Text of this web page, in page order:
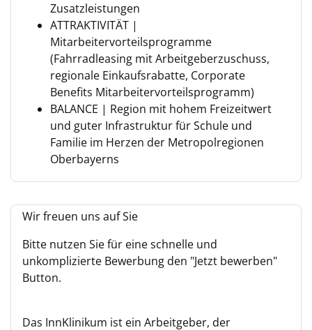
Zusatzleistungen
ATTRAKTIVITÄT |
Mitarbeitervorteilsprogramme
(Fahrradleasing mit Arbeitgeberzuschuss,
regionale Einkaufsrabatte, Corporate
Benefits Mitarbeitervorteilsprogramm)
BALANCE | Region mit hohem Freizeitwert
und guter Infrastruktur für Schule und
Familie im Herzen der Metropolregionen
Oberbayerns
Wir freuen uns auf Sie
Bitte nutzen Sie für eine schnelle und
unkomplizierte Bewerbung den "Jetzt bewerben"
Button.
Das InnKlinikum ist ein Arbeitgeber, der